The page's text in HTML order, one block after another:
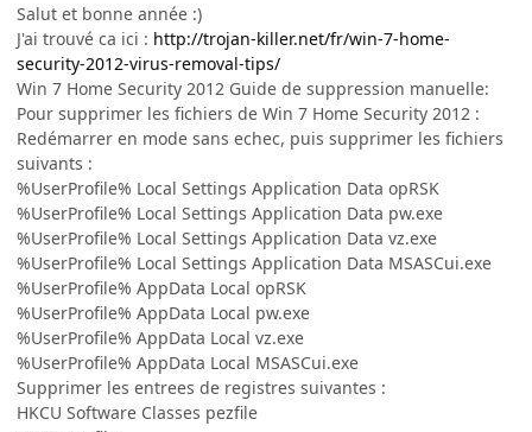
Salut et bonne année :)
J'ai trouvé ca ici : http://trojan-killer.net/fr/win-7-home-
security-2012-virus-removal-tips/
Win 7 Home Security 2012 Guide de suppression manuelle:
Pour supprimer les fichiers de Win 7 Home Security 2012 :
Redémarrer en mode sans echec, puis supprimer les fichiers
suivants :
%UserProfile% Local Settings Application Data opRSK
%UserProfile% Local Settings Application Data pw.exe
%UserProfile% Local Settings Application Data vz.exe
%UserProfile% Local Settings Application Data MSASCui.exe
%UserProfile% AppData Local opRSK
%UserProfile% AppData Local pw.exe
%UserProfile% AppData Local vz.exe
%UserProfile% AppData Local MSASCui.exe
Supprimer les entrees de registres suivantes :
HKCU Software Classes pezfile